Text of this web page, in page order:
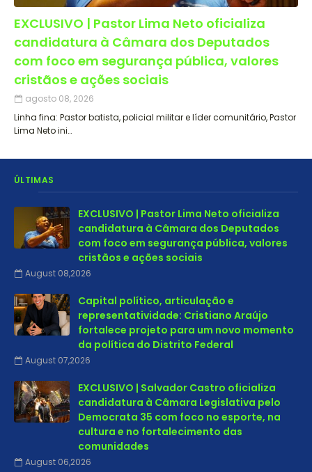
EXCLUSIVO | Pastor Lima Neto oficializa
candidatura à Câmara dos Deputados
com foco em segurança pública, valores
cristãos e ações sociais
agosto 08, 2026
Linha fina: Pastor batista, policial militar e líder comunitário, Pastor
Lima Neto ini…
ÚLTIMAS
EXCLUSIVO | Pastor Lima Neto oficializa
candidatura à Câmara dos Deputados
com foco em segurança pública, valores
cristãos e ações sociais
August 08,2026
Capital político, articulação e
representatividade: Cristiano Araújo
fortalece projeto para um novo momento
da política do Distrito Federal
August 07,2026
EXCLUSIVO | Salvador Castro oficializa
candidatura à Câmara Legislativa pelo
Democrata 35 com foco no esporte, na
cultura e no fortalecimento das
comunidades
August 06,2026